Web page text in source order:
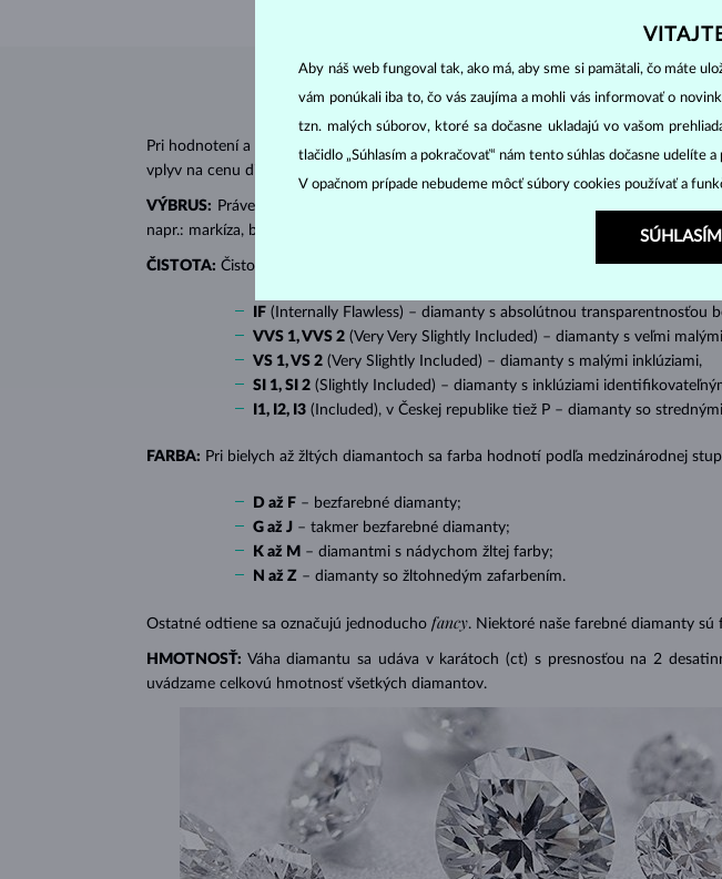
Pri hodnotení a certifikáciidiamantov sa posudzujú ich základné parametre, tzv. 4C:
vplyv na cenu diamantu.
VÝBRUS: Práve správny výbrus dodáva diamantu jeho oslnivý lesk. Najobľúbenejší
napr.: markíza, bageta, srdiečko, slza, ovál či princess (štvorboký alebo trojboký
ČISTOTA: Čistotu určuje množstvo, veľkosť a rozloženie tzv. inkluzií čiže
IF (Internally Flawless) – diamanty s absolútnou transparentnosťou
VVS 1, VVS 2 (Very Very Slightly Included) – diamanty s veľmi
VS 1, VS 2 (Very Slightly Included) – diamanty s malými inklúziami,
SI 1, SI 2 (Slightly Included) – diamanty s inklúziami
I1, I2, I3 (Included), v Českej republike tiež P – diamanty so
FARBA: Pri bielych až žltých diamantoch sa farba hodnotí podľa medzinárodnej
D až F – bezfarebné diamanty;
G až J – takmer bezfarebné diamanty;
K až M – diamantmi s nádychom žltej farby;
N až Z – diamanty so žltohnedým zafarbením.
Ostatné odtiene sa označujú jednoducho fancy. Niektoré naše farebné diamanty sú
HMOTNOSŤ: Váha diamantu sa udáva v karátoch (ct) s presnosťou na 2
uvádzame celkovú hmotnosť všetkých diamantov.
Aby náš web fungoval tak, ako má, aby sme si pamätali, čo máte
vám ponúkali iba to, čo vás zaujíma a mohli vás informovať o
tzn. malých súborov, ktoré sa dočasne ukladajú vo vašom
tlačidlo „Súhlasím a pokračovať“ nám tento súhlas dočasne udelíte
V opačnom prípade nebudeme môcť súbory cookies používať a